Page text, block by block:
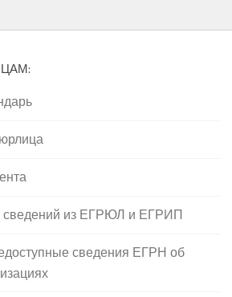
сведений из ЕГРЮЛ и ЕГРИП
сведения ЕГРН об